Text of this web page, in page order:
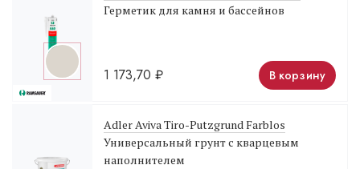
Герметик для камня и бассейнов
1 173,70 ₽ В корзину
Adler Aviva Tiro-Putzgrund Farblos
Универсальный грунт с кварцевым
наполнителем